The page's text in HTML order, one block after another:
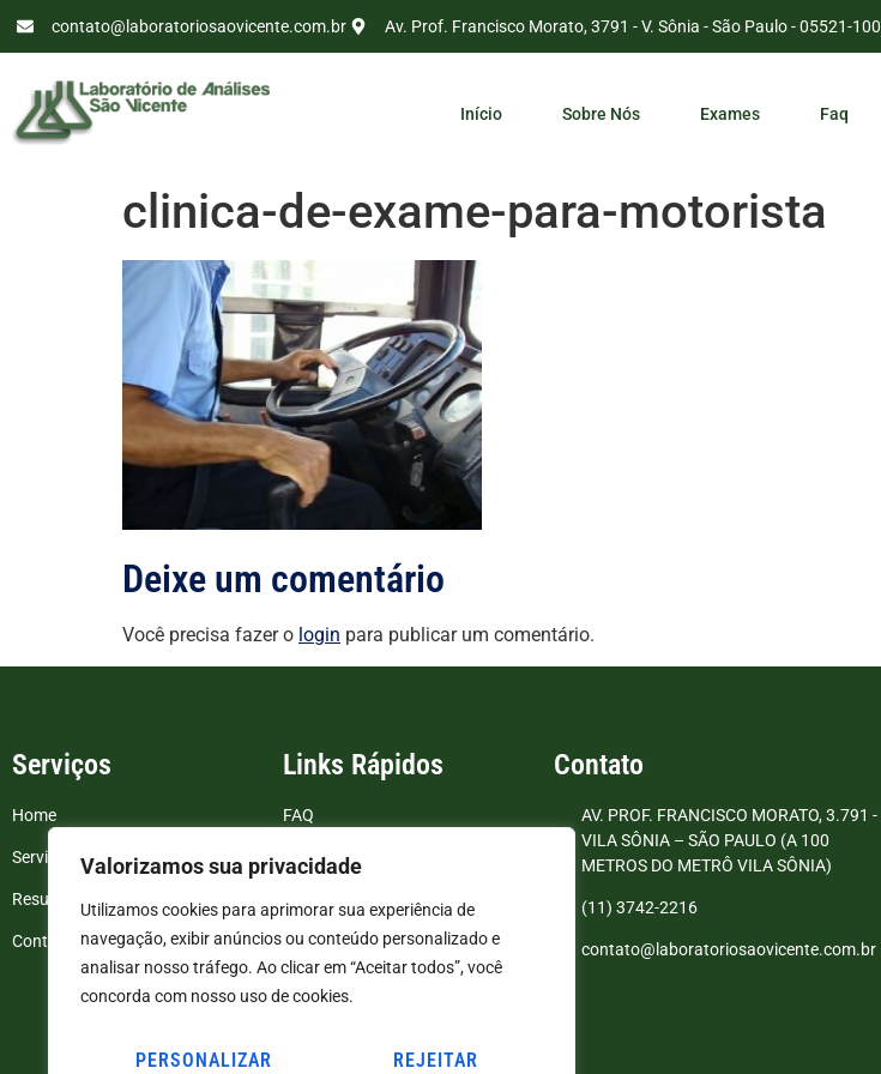
Valorizamos sua privacidade
Utilizamos cookies para aprimorar sua experiência de
navegação, exibir anúncios ou conteúdo personalizado e
analisar nosso tráfego. Ao clicar em “Aceitar todos”, você
concorda com nosso uso de cookies.
PERSONALIZAR REJEITAR
contato@laboratoriosaovicente.com.br Av. Prof. Francisco Morato, 3791 - V. Sônia - São Paulo - 05521-100
Início Sobre Nós Exames Faq
clinica-de-exame-para-motorista
Deixe um comentário
Você precisa fazer o login para publicar um comentário.
Serviços
Home
Serviços
Resultados de exames
Contato
Links Rápidos
FAQ
Blog
Politica de Privacidade
Termos e Condições
Contato
AV. PROF. FRANCISCO MORATO, 3.791 -
VILA SÔNIA – SÃO PAULO (A 100
METROS DO METRÔ VILA SÔNIA)
(11) 3742-2216
contato@laboratoriosaovicente.com.br